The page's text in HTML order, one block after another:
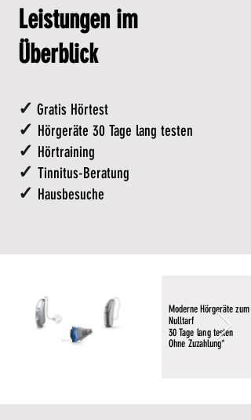
Leistungen im
Überblick
✓ Gratis Hörtest
✓ Hörgeräte 30 Tage lang testen
✓ Hörtraining
✓ Tinnitus-Beratung
✓ Hausbesuche
Moderne Hörgeräte zum
Nulltarf
30 Tage lang testen
Ohne Zuzahlung*